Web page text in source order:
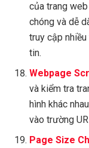
của trang
chóng và dễ
truy cập
tin.
Webpage
và kiểm tra
hình khác
vào trường
Page Size